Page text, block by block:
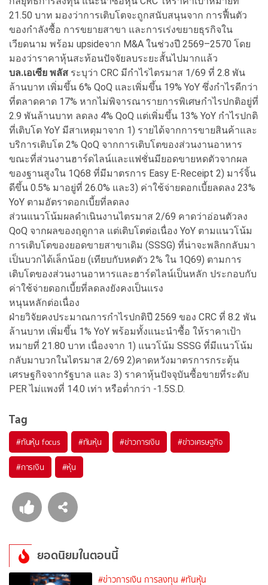
21.50 บาท มองว่าการเติบโตจะถูกสนับสนุนจาก การฟื้นตัว
ของกำลังซื้อ การขยายสาขา และการเร่งขยายธุรกิจใน
เวียดนาม พร้อม upsideจาก M&A ในช่วงปี 2569–2570 โดย
มองว่าราคาหุ้นสะท้อนปัจจัยลบระยะสั้นไปมากแล้ว
บล.เอเซีย พลัส ระบุว่า CRC มีกำไรไตรมาส 1/69 ที่ 2.8 พัน
ล้านบาท เพิ่มขึ้น 6% QoQ และเพิ่มขึ้น 19% YoY ซึ่งกำไรดีกว่า
ที่ตลาดคาด 17% หากไม่พิจารณารายการพิเศษกำไรปกติอยู่ที่
2.9 พันล้านบาท ลดลง 4% QoQ แต่เพิ่มขึ้น 13% YoY กำไรปกติ
ที่เติบโต YoY มีสาเหตุมาจาก 1) รายได้จากการขายสินค้าและ
บริการเติบโต 2% QoQ จากการเติบโตของส่วนงานอาหาร
ขณะที่ส่วนงานฮาร์ดไลน์และแฟชั่นมียอดขายหดตัวจากผล
ของฐานสูงใน 1Q68 ที่มีมาตรการ Easy E-Receipt 2) มาร์จิ้น
ดีขึ้น 0.5% มาอยู่ที่ 26.0% และ3) ค่าใช้จ่ายดอกเบี้ยลดลง 23%
YoY ตามอัตราดอกเบี้ยที่ลดลง
ส่วนแนวโน้มผลดำเนินงานไตรมาส 2/69 คาดว่าอ่อนตัวลง
QoQ จากผลของฤดูกาล แต่เติบโตต่อเนื่อง YoY ตามแนวโน้ม
การเติบโตของยอดขายสาขาเดิม (SSSG) ที่น่าจะพลิกกลับมา
เป็นบวกได้เล็กน้อย (เทียบกับหดตัว 2% ใน 1Q69) ตามการ
เติบโตของส่วนงานอาหารและฮาร์ดไลน์เป็นหลัก ประกอบกับ
ค่าใช้จ่ายดอกเบี้ยที่ลดลงยังคงเป็นแรง
หนุนหลักต่อเนื่อง
ฝ่ายวิจัยคงประมาณการกำไรปกติปี 2569 ของ CRC ที่ 8.2 พัน
ล้านบาท เพิ่มขึ้น 1% YoY พร้อมทั้งแนะนำซื้อ ให้ราคาเป้า
หมายที่ 21.80 บาท เนื่องจาก 1) แนวโน้ม SSSG ที่มีแนวโน้ม
กลับมาบวกในไตรมาส 2/69 2)คาดหวังมาตรการกระตุ้น
เศรษฐกิจจากรัฐบาล และ 3) ราคาหุ้นปัจจุบันซื้อขายที่ระดับ
PER ไม่แพงที่ 14.0 เท่า หรือต่ำกว่า -1.5S.D.
Tag
#ทันหุ้น focus #ทันหุ้น #ข่าวการเงิน #ข่าวเศรษฐกิจ
#การเงิน #หุ้น
ยอดนิยมในตอนนี้
#ข่าวการเงิน การลงทุน #ทันหุ้น